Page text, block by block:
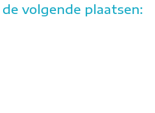
volgende plaatsen: